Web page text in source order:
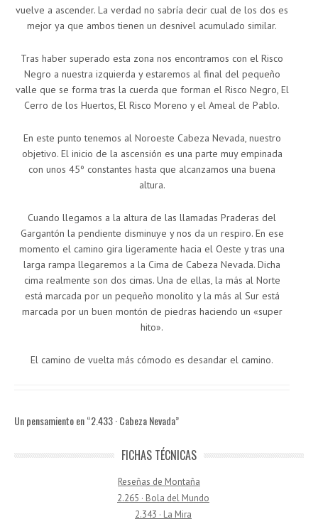
vuelve a ascender. La verdad no sabría decir cual de los dos es
mejor ya que ambos tienen un desnivel acumulado similar.
Tras haber superado esta zona nos encontramos con el Risco
Negro a nuestra izquierda y estaremos al final del pequeño
valle que se forma tras la cuerda que forman el Risco Negro, El
Cerro de los Huertos, El Risco Moreno y el Ameal de Pablo.
En este punto tenemos al Noroeste Cabeza Nevada, nuestro
objetivo. El inicio de la ascensión es una parte muy empinada
con unos 45º constantes hasta que alcanzamos una buena
altura.
Cuando llegamos a la altura de las llamadas Praderas del
Gargantón la pendiente disminuye y nos da un respiro. En ese
momento el camino gira ligeramente hacia el Oeste y tras una
larga rampa llegaremos a la Cima de Cabeza Nevada. Dicha
cima realmente son dos cimas. Una de ellas, la más al Norte
está marcada por un pequeño monolito y la más al Sur está
marcada por un buen montón de piedras haciendo un «super
hito».
El camino de vuelta más cómodo es desandar el camino.
Un pensamiento en “2.433 · Cabeza Nevada”
FICHAS TÉCNICAS
Reseñas de Montaña
2.265 · Bola del Mundo
2.343 · La Mira